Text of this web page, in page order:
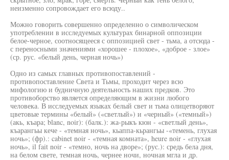
неизменно сопровождает его всюду..
Можно говорить совершенно определенно о символическом
употреблении в исследуемых культурах бинарной оппозиции
белое-черное, соотносящееся с оппозицией свет - тьма, а отсюда -
с переносными значениями «хорошее - плохое», «доброе - злое»
(ср. рус. «белый день, черная ночь»)
Одно из самых главных противопоставлений -
противопоставление Света и Тьмы, проходит через всю
мифологию и будничную деятельность наших предков. Это
противоборство является определяющим в жизни любого
человека. В исследуемых языках белый свет и тьма олицетворяют
цветовые термины «белый» («светлый») и «черный» («темный»)
(акь, къара; blanc, noir): (балк.): жа-рыкъ кюн - «светлый день»,
къарангьы кече - «темная ночь», кьаппа-кьрангьы -«темень, глухая
ночь»; (фр).: cabinet noir - «темная комната», heure noir - «глухая
ночь», il fait noir - «темно, ночь на дворе»; (рус.): средь бела дня,
на белом свете, темная ночь, чернее ночи, ночная мгла и др.